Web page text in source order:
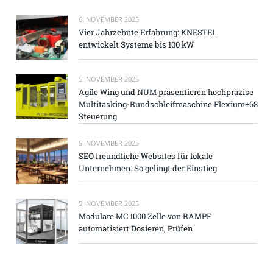
6. NOVEMBER 2025
Vier Jahrzehnte Erfahrung: KNESTEL
entwickelt Systeme bis 100 kW
5. NOVEMBER 2025
Agile Wing und NUM präsentieren hochpräzise
Multitasking-Rundschleifmaschine Flexium+68
Steuerung
5. NOVEMBER 2025
SEO freundliche Websites für lokale
Unternehmen: So gelingt der Einstieg
5. NOVEMBER 2025
Modulare MC 1000 Zelle von RAMPF
automatisiert Dosieren, Prüfen